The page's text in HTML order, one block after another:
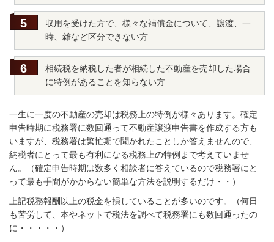
収用を受けた方で、様々な補償金について、譲渡、一
時、雑など区分できない方
相続税を納税した者が相続した不動産を売却した場合
に特例があることを知らない方
一生に一度の不動産の売却は税務上の特例が様々あります。確定
申告時期に税務署に数回通って不動産譲渡申告書を作成する方も
いますが、税務署は繁忙期で聞かれたことしか答えませんので、
納税者にとって最も有利になる税務上の特例まで考えていませ
ん。（確定申告時期は数多く相談者に答えているので税務署にと
って最も手間がかからない簡単な方法を説明するだけ・・）
上記税務報酬以上の税金を損していることが多いのです。（何日
も苦労して、本やネットで税法を調べて税務署にも数回通ったの
に・・・・・）